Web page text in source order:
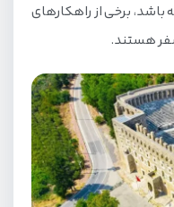
برخی از راهکارهای
هستند.